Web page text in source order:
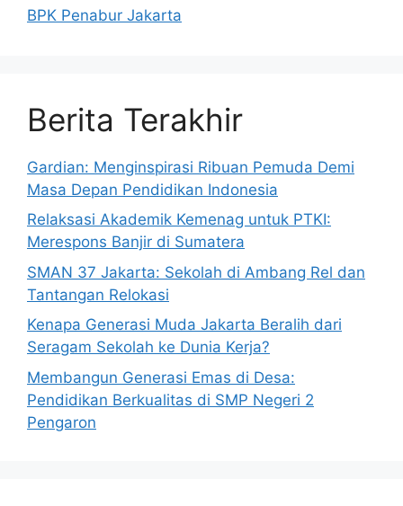
BPK Penabur Jakarta
Berita Terakhir
Gardian: Menginspirasi Ribuan Pemuda Demi
Masa Depan Pendidikan Indonesia
Relaksasi Akademik Kemenag untuk PTKI:
Merespons Banjir di Sumatera
SMAN 37 Jakarta: Sekolah di Ambang Rel dan
Tantangan Relokasi
Kenapa Generasi Muda Jakarta Beralih dari
Seragam Sekolah ke Dunia Kerja?
Membangun Generasi Emas di Desa:
Pendidikan Berkualitas di SMP Negeri 2
Pengaron